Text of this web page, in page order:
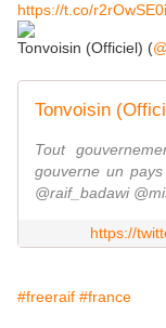
https://t.co/
Tonvoisin (Officiel) (
Tonvoisin
Tout
gouverne un
@raif_badawi
https://
#freeraif #france